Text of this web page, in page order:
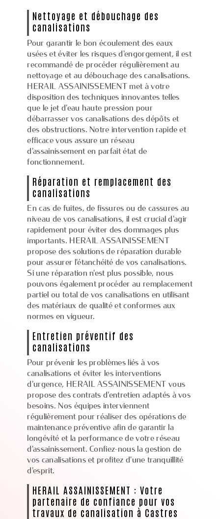
Nettoyage et débouchage des
canalisations
Pour garantir le bon écoulement des eaux
usées et éviter les risques d'engorgement, il est
recommandé de procéder régulièrement au
nettoyage et au débouchage des canalisations.
HERAIL ASSAINISSEMENT met à votre
disposition des techniques innovantes telles
que le jet d'eau haute pression pour
débarrasser vos canalisations des dépôts et
des obstructions. Notre intervention rapide et
efficace vous assure un réseau
d'assainissement en parfait état de
fonctionnement.
Réparation et remplacement des
canalisations
En cas de fuites, de fissures ou de cassures au
niveau de vos canalisations, il est crucial d'agir
rapidement pour éviter des dommages plus
importants. HERAIL ASSAINISSEMENT
propose des solutions de réparation durable
pour assurer l'étanchéité de vos canalisations.
Si une réparation n'est plus possible, nous
pouvons également procéder au remplacement
partiel ou total de vos canalisations en utilisant
des matériaux de qualité et conformes aux
normes en vigueur.
Entretien préventif des
canalisations
Pour prévenir les problèmes liés à vos
canalisations et éviter les interventions
d'urgence, HERAIL ASSAINISSEMENT vous
propose des contrats d'entretien adaptés à vos
besoins. Nos équipes interviennent
régulièrement pour réaliser des opérations de
maintenance préventive afin de garantir la
longévité et la performance de votre réseau
d'assainissement. Confiez-nous la gestion de
vos canalisations et profitez d'une tranquillité
d'esprit.
HERAIL ASSAINISSEMENT : Votre
partenaire de confiance pour vos
travaux de canalisation à Castres